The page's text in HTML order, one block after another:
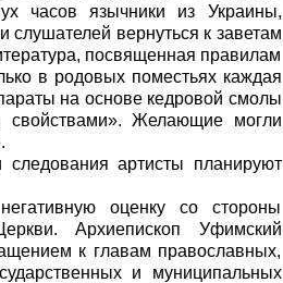
часов язычники из Украины,
вернуться к заветам
посвященная правилам
в родовых поместьях каждая
на основе кедровой смолы
свойствами». Желающие могли
артисты планируют
оценку со стороны
Архиепископ Уфимский
к главам православных,
и муниципальных